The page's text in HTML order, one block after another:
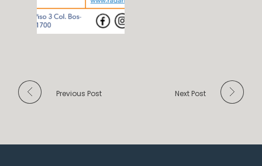
Previous Post Next Post